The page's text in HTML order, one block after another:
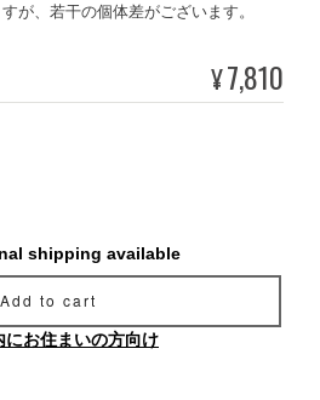
が、若干の個体差がございます。
¥7,810
shipping available
Add to cart
にお住まいの方向け